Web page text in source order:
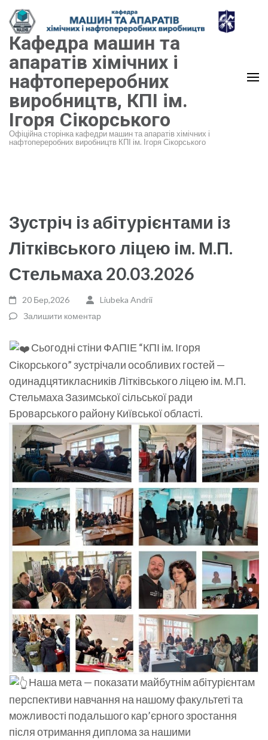
Перейти
до
вмісту
(натисніть
Enter)
Кафедра машин та
апаратів хімічних і
нафтопереробних
виробництв, КПІ ім.
Ігоря Сікорського
Офіційна сторінка кафедри машин та апаратів хімічних і
нафтопереробних виробництв КПІ ім. Ігоря Сікорського
Зустріч із абітурієнтами із
Літківського ліцею ім. М.П.
Стельмаха 20.03.2026
20 Бер,2026
Liubeka Andrii
Залишити коментар
Сьогодні стіни ФАПІЕ “КПІ ім. Ігоря
Сікорського” зустрічали особливих гостей —
одинадцятикласників Літківського ліцею ім. М.П.
Стельмаха Зазимської сільської ради
Броварського району Київської області.
Наша мета — показати майбутнім абітурієнтам
перспективи навчання на нашому факультеті та
можливості подальшого кар’єрного зростання
після отримання диплома за нашими